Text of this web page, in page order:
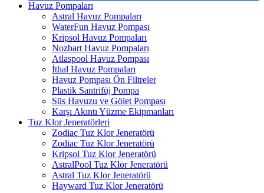
Havuz Pompaları
Astral Havuz Pompaları
WaterFun Havuz Pompası
Kripsol Havuz Pompaları
Nozbart Havuz Pompaları
Atlaspool Havuz Pompası
İthal Havuz Pompaları
Havuz Pompası Ön Filtreler
Plastik Santrifüj Pompa
Süs Havuzu ve Gölet Pompası
Karşı Akıntı Yüzme Ekipmanları
Tuz Klor Jeneratörleri
Zodiac Tuz Klor Jeneratörü
Zodiac Tuz Klor Jeneratörü
Kripsol Tuz Klor Jeneratörü
AstralPool Tuz Klor Jeneratörü
Astral Tuz Klor Jeneratörü
Hayward Tuz Klor Jeneratörü